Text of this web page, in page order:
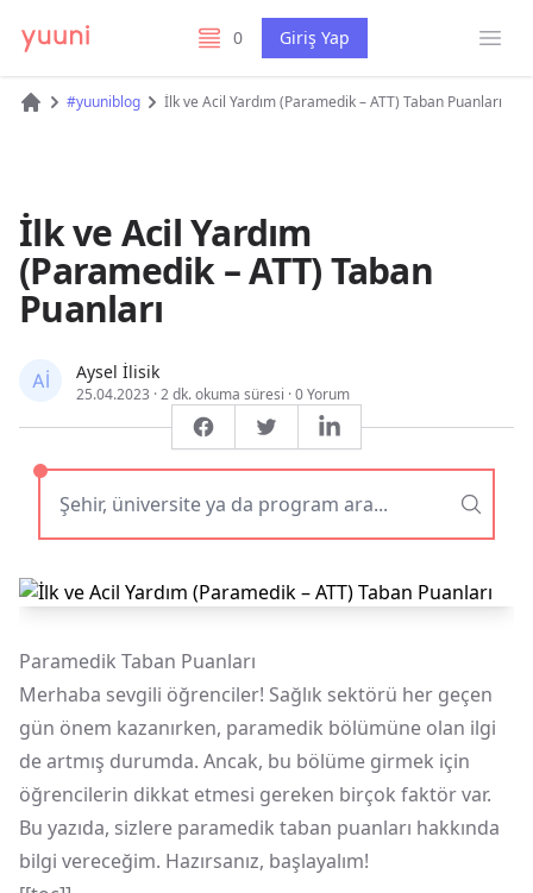
0
listelerim Giriş Yap
#yuuniblog İlk ve Acil Yardım (Paramedik – ATT) Taban Puanları
İlk ve Acil Yardım
(Paramedik – ATT) Taban
Puanları
Aysel İlisik
25.04.2023 ·2 dk. okuma süresi ·0 Yorum
FacebookTwitter LinkedIn
Paramedik Taban Puanları
Merhaba sevgili öğrenciler! Sağlık sektörü her geçen
gün önem kazanırken, paramedik bölümüne olan ilgi
de artmış durumda. Ancak, bu bölüme girmek için
öğrencilerin dikkat etmesi gereken birçok faktör var.
Bu yazıda, sizlere paramedik taban puanları hakkında
bilgi vereceğim. Hazırsanız, başlayalım!